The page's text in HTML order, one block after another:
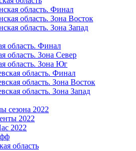
область. Финал
область. Зона Восток
область. Зона Запад
область. Финал
область. Зона Север
область. Зона Юг
область. Финал
область. Зона Восток
область. Зона Запад
сезона 2022
2022
2022
область